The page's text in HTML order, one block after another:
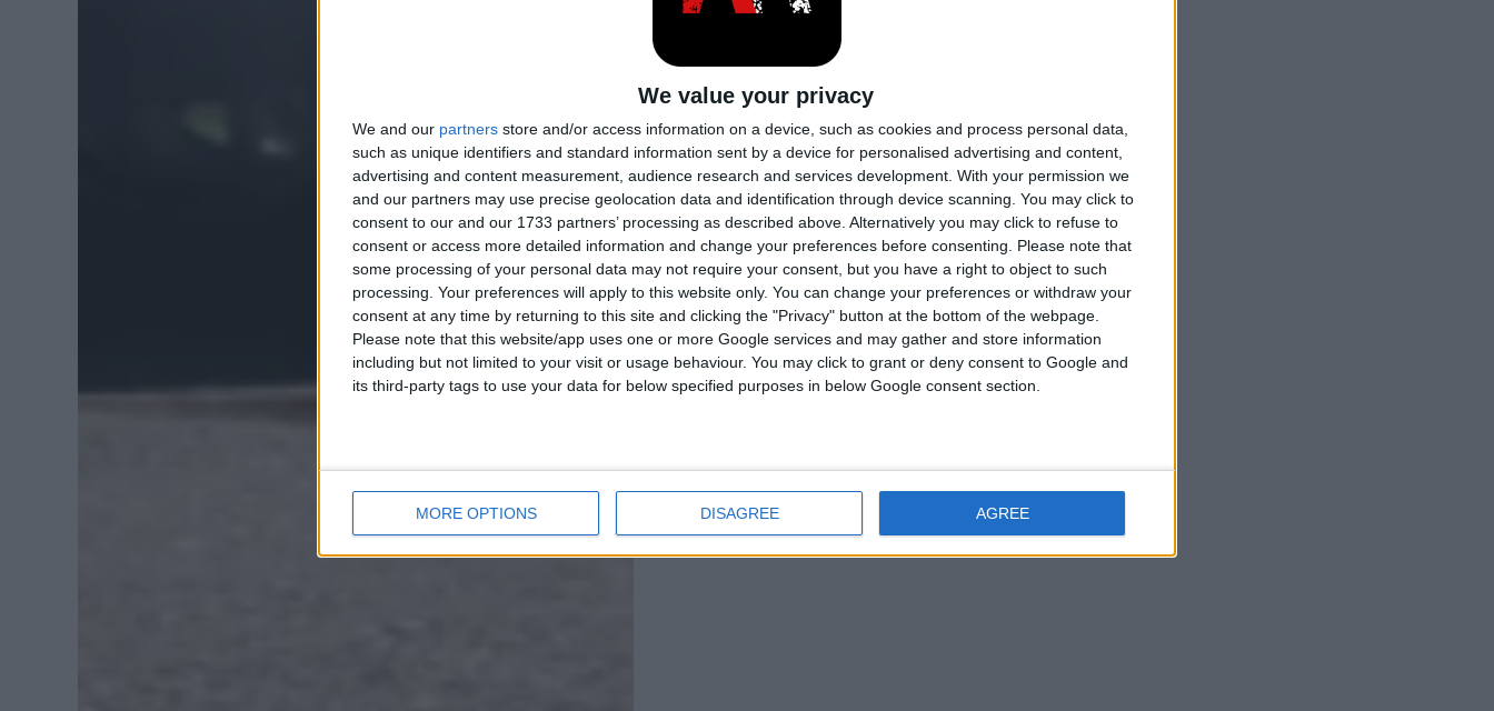
We value your privacy
We and our partners store and/or access information on a device, such as cookies and process personal data,
such as unique identifiers and standard information sent by a device for personalised advertising and content,
advertising and content measurement, audience research and services development. With your permission we
and our partners may use precise geolocation data and identification through device scanning. You may click to
consent to our and our 1733 partners’ processing as described above. Alternatively you may click to refuse to
consent or access more detailed information and change your preferences before consenting.
Please note that
some processing of your personal data may not require your consent, but you have a right to object to such
processing. Your preferences will apply to this website only. You can change your preferences or withdraw your
consent at any time by returning to this site and clicking the "Privacy" button at the bottom of the webpage.
Please note that this website/app uses one or more Google services and may gather and store information
including but not limited to your visit or usage behaviour. You may click to grant or deny consent to Google and
its third-party tags to use your data for below specified purposes in below Google consent section.
MORE OPTIONS DISAGREE AGREE